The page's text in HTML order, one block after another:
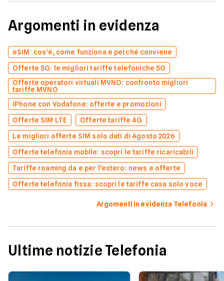
Argomenti in evidenza
eSIM: cos’è, come funziona e perché conviene
Offerte 5G: le migliori tariffe telefoniche 5G
Offerte operatori virtuali MVNO: confronto migliori
tariffe MVNO
iPhone con Vodafone: offerte e promozioni
Offerte SIM LTE
Offerte tariffe 4G
Le migliori offerte SIM solo dati di Agosto 2026
Offerte telefonia mobile: scopri le tariffe ricaricabili
Tariffe roaming da e per l'estero: news e offerte
Offerte telefonia fissa: scopri le tariffe casa solo voce
Argomenti in evidenza Telefonia
Ultime notizie Telefonia